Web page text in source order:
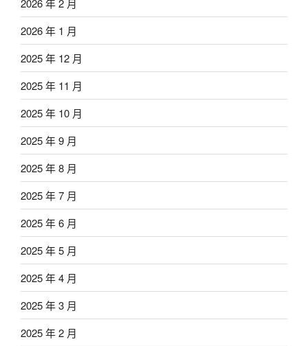
2026 年 2 月
2026 年 1 月
2025 年 12 月
2025 年 11 月
2025 年 10 月
2025 年 9 月
2025 年 8 月
2025 年 7 月
2025 年 6 月
2025 年 5 月
2025 年 4 月
2025 年 3 月
2025 年 2 月